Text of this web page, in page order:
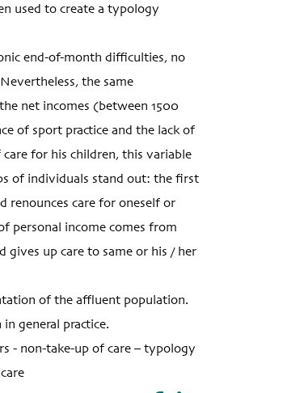
used to create a typology
end-of-month difficulties, no
the same
net incomes (between 1500
of sport practice and the lack of
for his children, this variable
of individuals stand out: the first
renounces care for oneself or
personal income comes from
gives up care to same or his / her
of the affluent population.
general practice.
- non-take-up of care – typology